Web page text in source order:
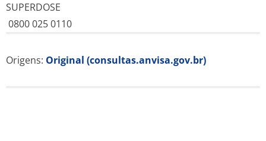
SUPERDOSE
0800 025 0110
Origens: Original (consultas.anvisa.gov.br)